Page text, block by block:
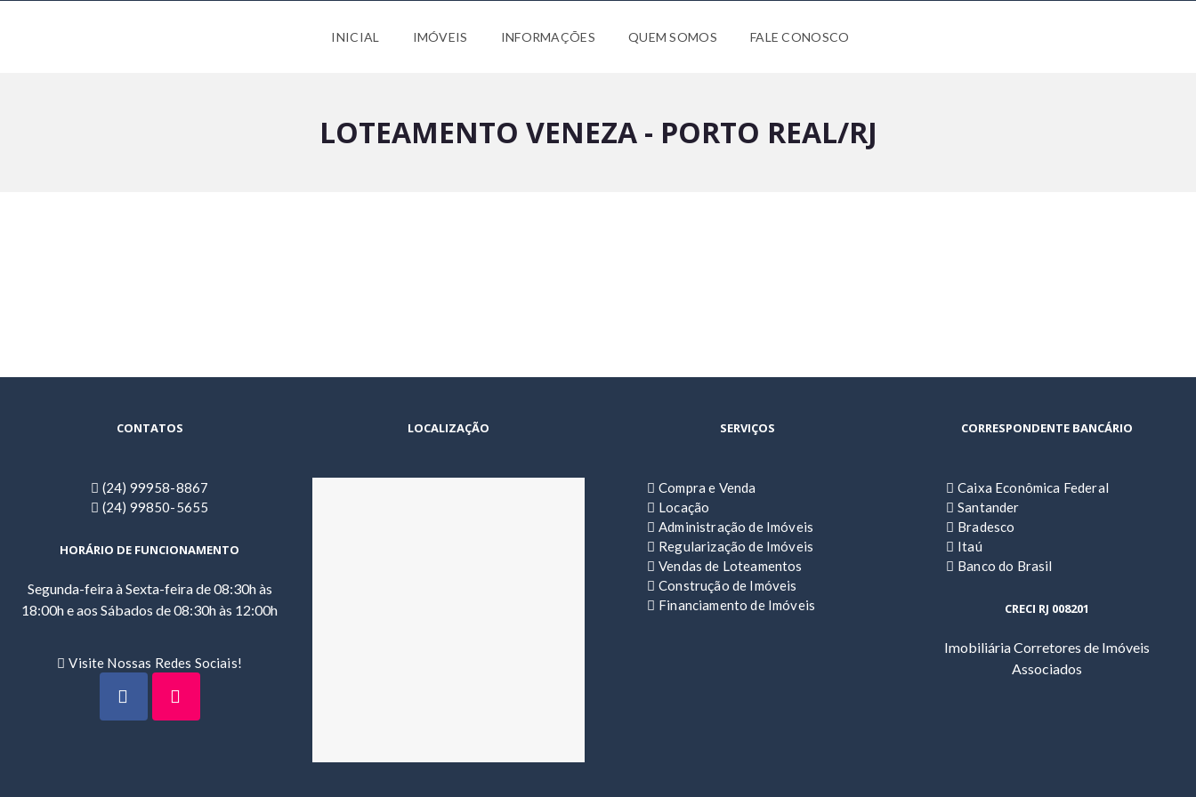
INICIAL IMÓVEIS INFORMAÇÕES QUEM SOMOS FALE CONOSCO
LOTEAMENTO VENEZA - PORTO REAL/RJ
CONTATOS
(24) 99958-8867
(24) 99850-5655
HORÁRIO DE FUNCIONAMENTO
Segunda-feira à Sexta-feira de 08:30h às
18:00h e aos Sábados de 08:30h às 12:00h
Visite Nossas Redes Sociais!
LOCALIZAÇÃO SERVIÇOS
Compra e Venda
Locação
Administração de Imóveis
Regularização de Imóveis
Vendas de Loteamentos
Construção de Imóveis
Financiamento de Imóveis
CORRESPONDENTE BANCÁRIO
Caixa Econômica Federal
Santander
Bradesco
Itaú
Banco do Brasil
CRECI RJ 008201
Imobiliária Corretores de Imóveis
Associados